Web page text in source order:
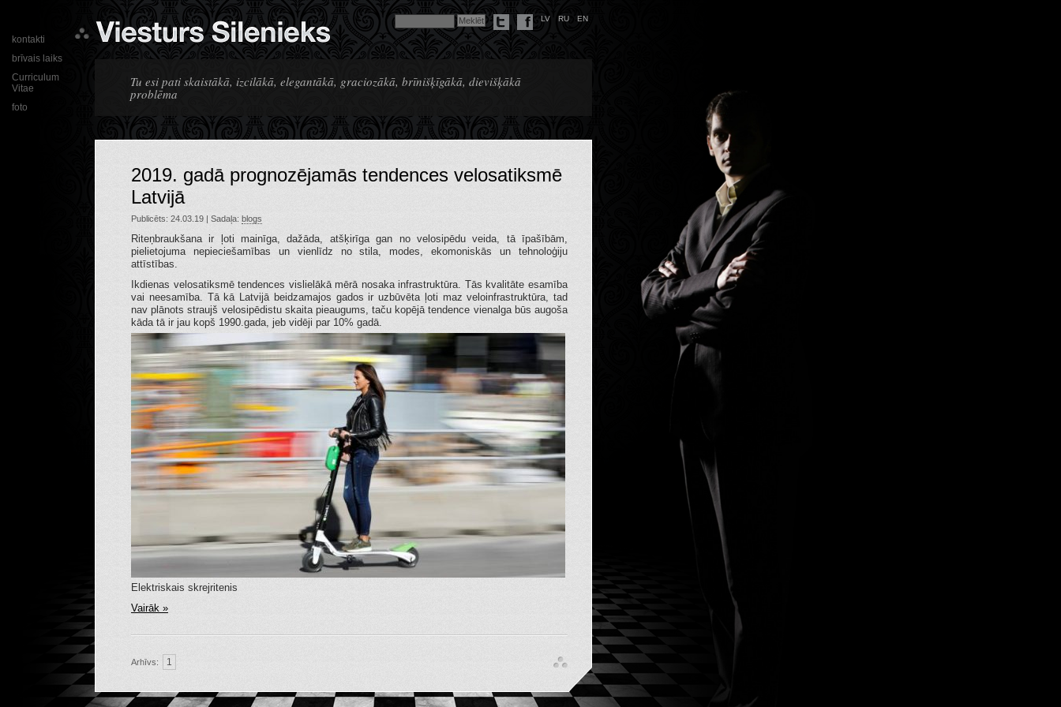
LV RU EN
Tu esi pati skaistākā, izcilākā, elegantākā, graciozākā, brīnišķīgākā, dievišķākā
problēma
kontakti
brīvais laiks
Curriculum
Vitae
foto
2019. gadā prognozējamās tendences velosatiksmē
Latvijā
Publicēts: 24.03.19 | Sadaļa: blogs
Riteņbraukšana ir ļoti mainīga, dažāda, atšķirīga gan no velosipēdu veida, tā īpašībām,
pielietojuma nepieciešamības un vienlīdz no stila, modes, ekomoniskās un tehnoloģiju
attīstības.
Ikdienas velosatiksmē tendences vislielākā mērā nosaka infrastruktūra. Tās kvalitāte esamība
vai neesamība. Tā kā Latvijā beidzamajos gados ir uzbūvēta ļoti maz veloinfrastruktūra, tad
nav plānots straujš velosipēdistu skaita pieaugums, taču kopējā tendence vienalga būs augoša
kāda tā ir jau kopš 1990.gada, jeb vidēji par 10% gadā.
Elektriskais skrejritenis
Vairāk »
Arhīvs: 1